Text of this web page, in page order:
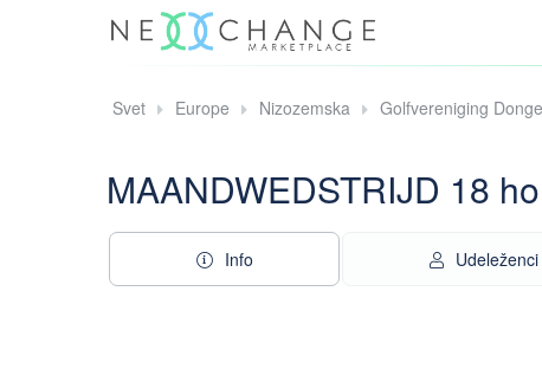
Svet Europe Nizozemska Golfvereniging
MAANDWEDSTRIJD 18
Info Udeleženci